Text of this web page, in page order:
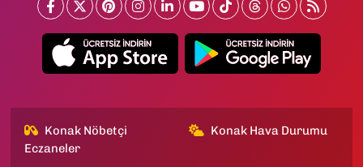
Konak Nöbetçi
Eczaneler
Konak Hava Durumu